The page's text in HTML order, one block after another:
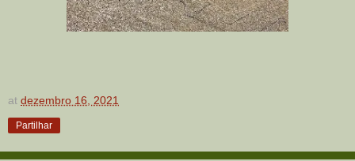
at dezembro 16, 2021
Partilhar